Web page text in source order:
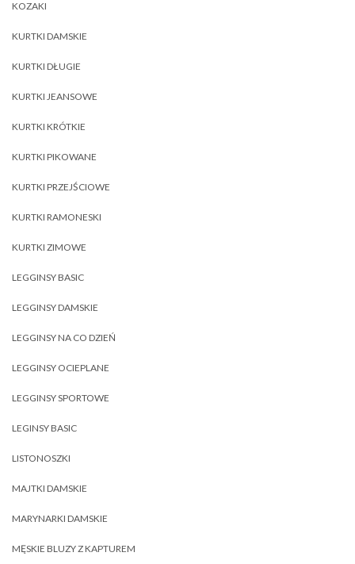
KOZAKI
KURTKI DAMSKIE
KURTKI DŁUGIE
KURTKI JEANSOWE
KURTKI KRÓTKIE
KURTKI PIKOWANE
KURTKI PRZEJŚCIOWE
KURTKI RAMONESKI
KURTKI ZIMOWE
LEGGINSY BASIC
LEGGINSY DAMSKIE
LEGGINSY NA CO DZIEŃ
LEGGINSY OCIEPLANE
LEGGINSY SPORTOWE
LEGINSY BASIC
LISTONOSZKI
MAJTKI DAMSKIE
MARYNARKI DAMSKIE
MĘSKIE BLUZY Z KAPTUREM